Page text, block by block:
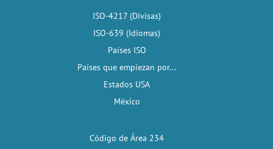
ISO-4217 (Divisas)
ISO-639 (Idiomas)
Países ISO
Países que empiezan por...
Estados USA
México
Código de Área 234